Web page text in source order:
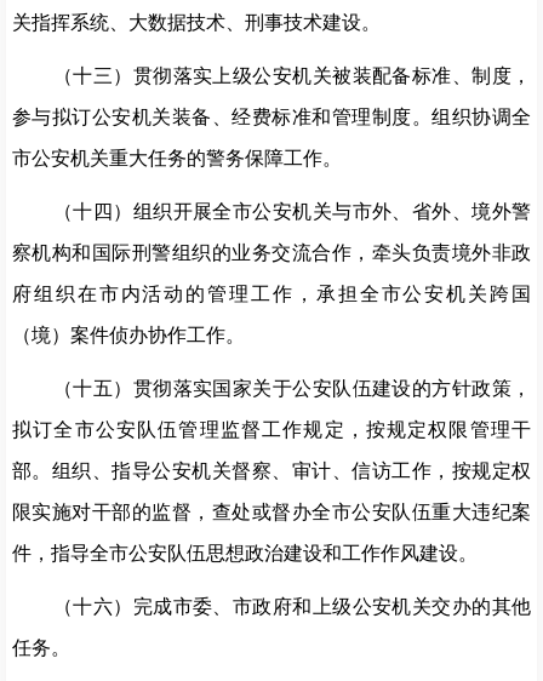
关指挥系统、大数据技术、刑事技术建设。
（十三） 贯彻落实上级公安机关被装配备标准、制度，
参与拟订公安机关装备、经费标准和管理制度。组织协调全
市公安机关重大任务的警务保障工作。
（十 四 ）组织开展全市公安机关与市外、省外、境外警
察机构和国际刑警组织的业务交流合作，牵头负责境外非政
府组织在市内活动的管理工作，承担全市公安机关跨国
（境）案件侦办协作工作。
（十五）贯彻落实国家关于公安队伍建设的方针政策，
拟订全市公安队伍管理监督工作规定，按规定权限管理干
部。组织、指导公安机关督察、审计、信访工作，按规定权
限实施对干部的监督，查处或督办全市公安队伍重大违纪案
件，指导全市公安队伍思想政治建设和工作作风建设。
（十六）完成市委、市政府和 上级公安机关交办的其他
任务。